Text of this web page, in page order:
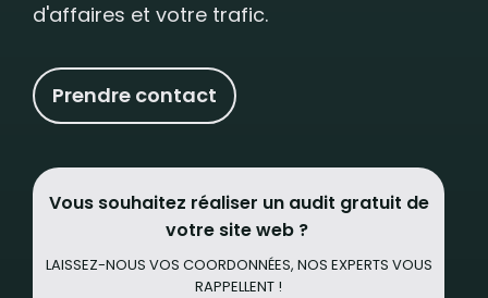
d'affaires et votre trafic.
Prendre contact
Vous souhaitez réaliser un audit gratuit de
votre site web ?
LAISSEZ-NOUS VOS COORDONNÉES, NOS EXPERTS VOUS
RAPPELLENT !